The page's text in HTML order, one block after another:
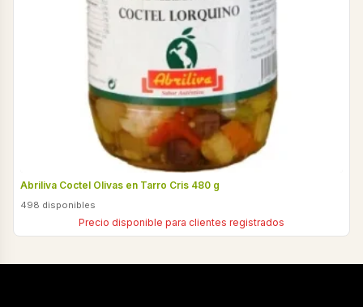
Abriliva Coctel Olivas en Tarro Cris 480 g
498 disponibles
Precio disponible para clientes registrados